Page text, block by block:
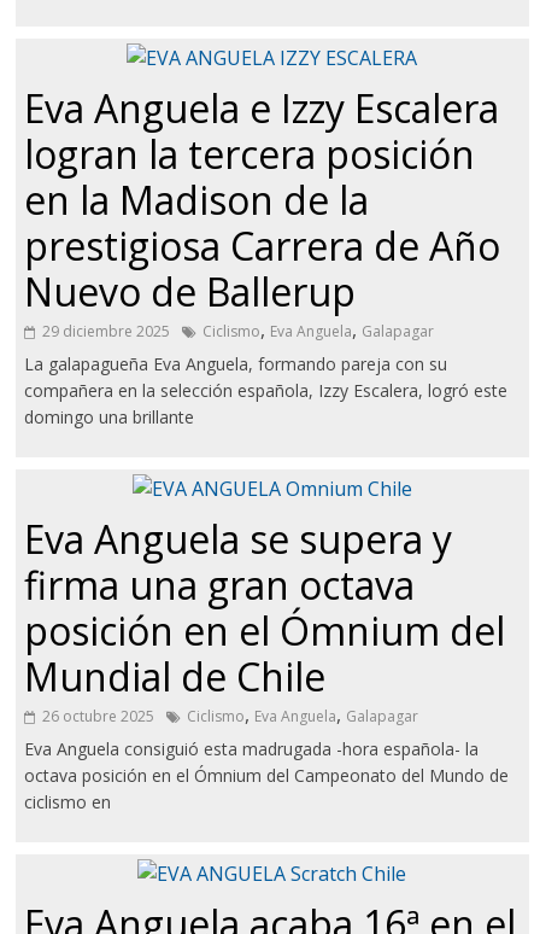
Eva Anguela e Izzy Escalera
logran la tercera posición
en la Madison de la
prestigiosa Carrera de Año
Nuevo de Ballerup
29 diciembre 2025 Ciclismo, Eva Anguela, Galapagar
La galapagueña Eva Anguela, formando pareja con su
compañera en la selección española, Izzy Escalera, logró este
domingo una brillante
Eva Anguela se supera y
firma una gran octava
posición en el Ómnium del
Mundial de Chile
26 octubre 2025 Ciclismo, Eva Anguela, Galapagar
Eva Anguela consiguió esta madrugada -hora española- la
octava posición en el Ómnium del Campeonato del Mundo de
ciclismo en